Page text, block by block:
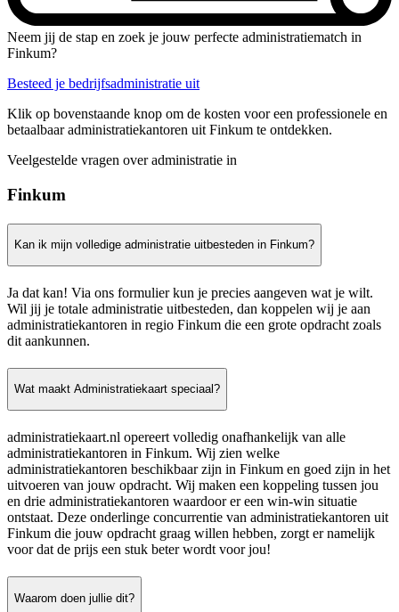
Neem jij de stap en zoek je jouw perfecte administratiematch in
Finkum?
Besteed je bedrijfsadministratie uit
Klik op bovenstaande knop om de kosten voor een professionele en
betaalbaar administratiekantoren uit Finkum te ontdekken.
Veelgestelde vragen over administratie in
Finkum
Kan ik mijn volledige administratie uitbesteden in Finkum?
Ja dat kan! Via ons formulier kun je precies aangeven wat je wilt.
Wil jij je totale administratie uitbesteden, dan koppelen wij je aan
administratiekantoren in regio Finkum die een grote opdracht zoals
dit aankunnen.
Wat maakt Administratiekaart speciaal?
administratiekaart.nl opereert volledig onafhankelijk van alle
administratiekantoren in Finkum. Wij zien welke
administratiekantoren beschikbaar zijn in Finkum en goed zijn in het
uitvoeren van jouw opdracht. Wij maken een koppeling tussen jou
en drie administratiekantoren waardoor er een win-win situatie
ontstaat. Deze onderlinge concurrentie van administratiekantoren uit
Finkum die jouw opdracht graag willen hebben, zorgt er namelijk
voor dat de prijs een stuk beter wordt voor jou!
Waarom doen jullie dit?